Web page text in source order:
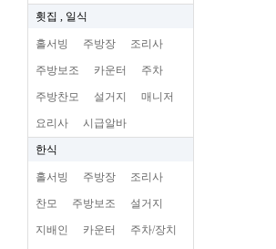
횟집 , 일식
홀서빙 주방장 조리사
주방보조 카운터 주차
주방찬모 설거지 매니저
요리사 시급알바
한식
홀서빙 주방장 조리사
찬모 주방보조 설거지
지배인 카운터 주차/장치